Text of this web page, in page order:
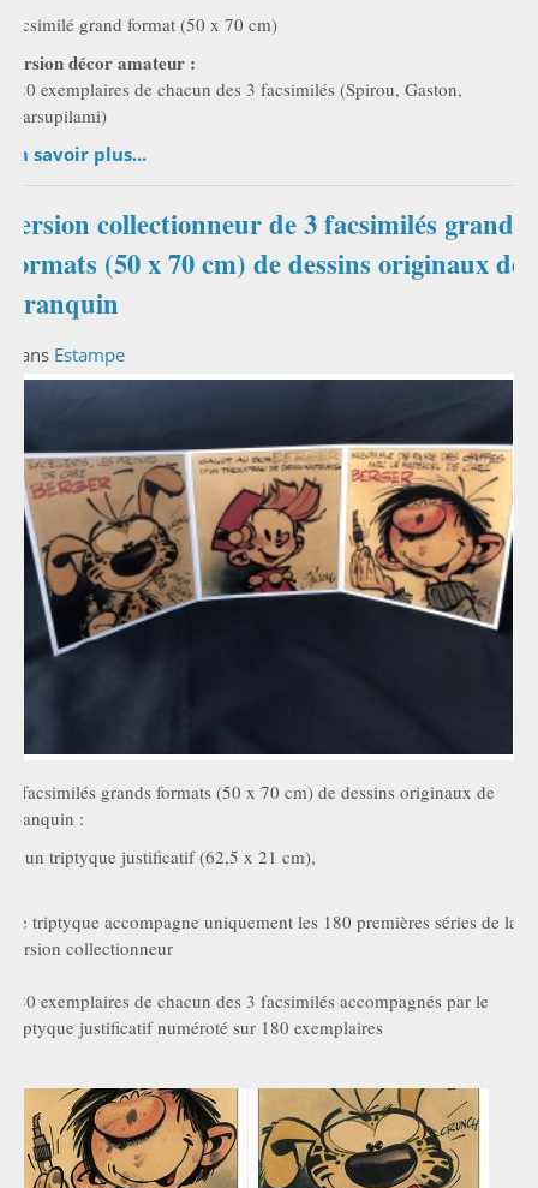
facsimilé grand format (50 x 70 cm)
version décor amateur :
120 exemplaires de chacun des 3 facsimilés (Spirou, Gaston,
Marsupilami)
En savoir plus...
version collectionneur de 3 facsimilés grands
formats (50 x 70 cm) de dessins originaux de
Franquin
Dans Estampe
3 facsimilés grands formats (50 x 70 cm) de dessins originaux de
Franquin :
et un triptyque justificatif (62,5 x 21 cm),
Ce triptyque accompagne uniquement les 180 premières séries de la
version collectionneur
180 exemplaires de chacun des 3 facsimilés accompagnés par le
triptyque justificatif numéroté sur 180 exemplaires